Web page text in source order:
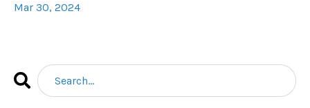
Mar 30, 2024